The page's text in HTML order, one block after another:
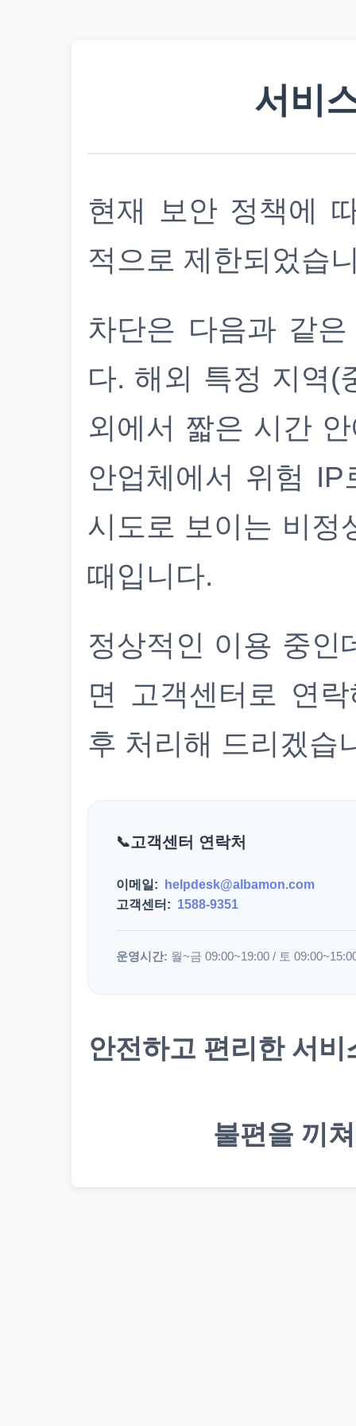
서비
현재 보안 정책에
적으로 제한되었습
차단은 다음과 같
다. 해외 특정 지역(
외에서 짧은 시간
안업체에서 위험
시도로 보이는 비정
때입니다.
정상적인 이용 중인
면 고객센터로 연
후 처리해 드리겠습
고객센터 연락처
이메일:
helpdesk@albamon.com
고객센터: 1588-9351
운영시간: 월~금 09:00~19:00 / 토
안전하고 편리한 서
불편을 끼